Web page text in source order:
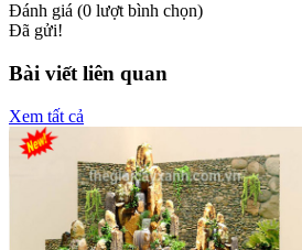
Đánh giá (0 lượt bình chọn)
Đã gửi!
Bài viết liên quan
Xem tất cả